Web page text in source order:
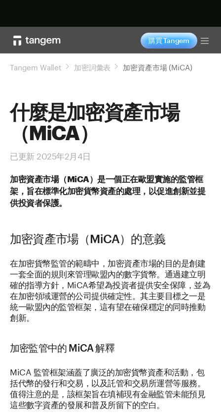
購買 Tangem
Tangem Wallet 加密詞彙表 加密資產市場 (MiCA)
什麼是加密資產市場
（MiCA）
已更新 2025年2月4日
加密資產市場（MiCA）是一個正在歐盟實施的監管框
架，旨在標準化加密貨幣資產的處理，以促進創新並提
供投資者保護。
加密資產市場（MiCA）的意義
在加密貨幣監管的範疇中，加密資產市場的目的是創建
一套全面的規則來管理歐盟內的數字貨幣。通過建立明
確的指導方針，MiCA希望為投資者提供安全保障，並為
在加密領域運營的公司提供確定性。其主要目標之一是
統一歐盟內的監管框架，這有望在確保穩定的同時推動
創新。
加密監管中的 MiCA 解釋
MiCA 監管框架涵蓋了廣泛的加密貨幣資產和活動，包
括代幣的發行和交易，以及託管和交易所運營等服務。
值得注意的是，該框架旨在填補現有金融監管未能預見
這些數字資產的發展和普及所留下的空白。